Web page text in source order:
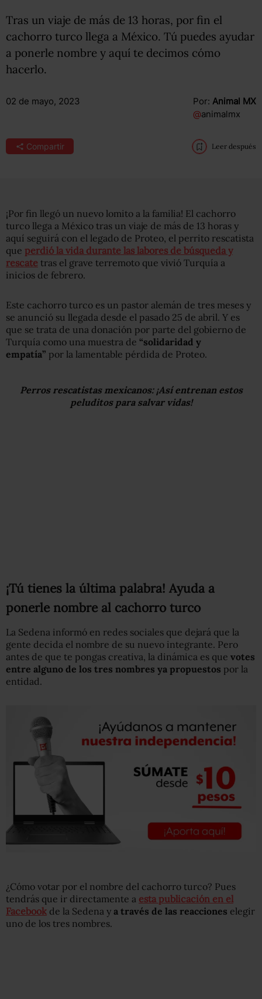
Tras un viaje de más de 13 horas, por fin el
cachorro turco llega a México. Tú puedes ayudar
a ponerle nombre y aquí te decimos cómo
hacerlo.
02 de mayo, 2023 Por: Animal MX
@animalmx
Compartir Leer después
¡Por fin llegó un nuevo lomito a la familia! El cachorro
turco llega a México tras un viaje de más de 13 horas y
aquí seguirá con el legado de Proteo, el perrito rescatista
que perdió la vida durante las labores de búsqueda y
rescate tras el grave terremoto que vivió Turquía a
inicios de febrero.
Este cachorro turco es un pastor alemán de tres meses y
se anunció su llegada desde el pasado 25 de abril. Y es
que se trata de una donación por parte del gobierno de
Turquía como una muestra de “solidaridad y
empatía” por la lamentable pérdida de Proteo.
Perros rescatistas mexicanos: ¡Así entrenan estos
peluditos para salvar vidas!
¡Tú tienes la última palabra! Ayuda a
ponerle nombre al cachorro turco
La Sedena informó en redes sociales que dejará que la
gente decida el nombre de su nuevo integrante. Pero
antes de que te pongas creativa, la dinámica es que votes
entre alguno de los tres nombres ya propuestos por la
entidad.
¿Cómo votar por el nombre del cachorro turco? Pues
tendrás que ir directamente a esta publicación en el
Facebook de la Sedena y a través de las reacciones elegir
uno de los tres nombres.